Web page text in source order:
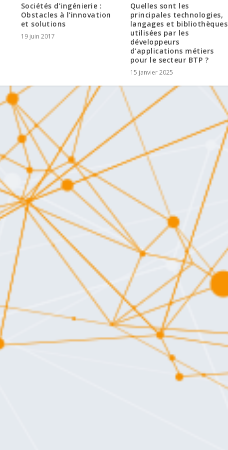
Sociétés d'ingénierie :
Obstacles à l'innovation
et solutions
19 juin 2017
Quelles sont les
principales technologies,
langages et bibliothèques
utilisées par les
développeurs
d’applications métiers
pour le secteur BTP ?
15 janvier 2025